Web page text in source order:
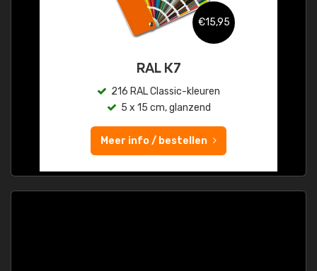
€15,95
RAL K7
216 RAL Classic-kleuren
5 x 15 cm, glanzend
Meer info / bestellen